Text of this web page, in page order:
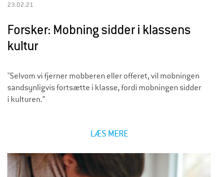
23.02.21
Forsker: Mobning sidder i klassens
kultur
"Selvom vi fjerner mobberen eller offeret, vil mobningen
sandsynligvis fortsætte i klasse, fordi mobningen sidder
i kulturen.”
LÆS MERE